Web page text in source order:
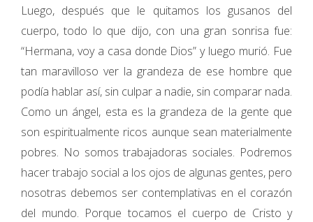
Luego, después que le quitamos los gusanos del
cuerpo, todo lo que dijo, con una gran sonrisa fue:
“Hermana, voy a casa donde Dios” y luego murió. Fue
tan maravilloso ver la grandeza de ese hombre que
podía hablar así, sin culpar a nadie, sin comparar nada.
Como un ángel, esta es la grandeza de la gente que
son espiritualmente ricos aunque sean materialmente
pobres. No somos trabajadoras sociales. Podremos
hacer trabajo social a los ojos de algunas gentes, pero
nosotras debemos ser contemplativas en el corazón
del mundo. Porque tocamos el cuerpo de Cristo y